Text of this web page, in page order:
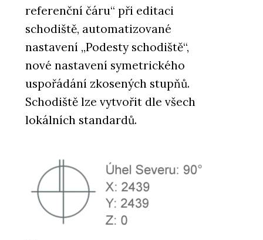
referenční čáru“ při editaci
schodiště, automatizované
nastavení „Podesty schodiště“,
nové nastavení symetrického
uspořádání zkosených stupňů.
Schodiště lze vytvořit dle všech
lokálních standardů.